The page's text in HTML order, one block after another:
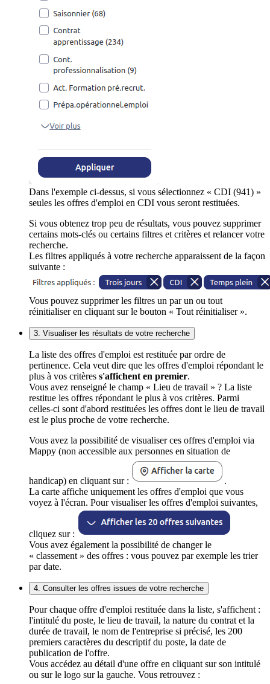
Dans l'exemple ci-dessus, si vous sélectionnez « CDI (941) »
seules les offres d'emploi en CDI vous seront restituées.
Si vous obtenez trop peu de résultats, vous pouvez supprimer
certains mots-clés ou certains filtres et critères et relancer votre
recherche.
Les filtres appliqués à votre recherche apparaissent de la façon
suivante :
Vous pouvez supprimer les filtres un par un ou tout
réinitialiser en cliquant sur le bouton « Tout réinitialiser ».
3. Visualiser les résultats de votre recherche
La liste des offres d'emploi est restituée par ordre de
pertinence. Cela veut dire que les offres d'emploi répondant le
plus à vos critères s'affichent en premier.
Vous avez renseigné le champ « Lieu de travail » ? La liste
restitue les offres répondant le plus à vos critères. Parmi
celles-ci sont d'abord restituées les offres dont le lieu de travail
est le plus proche de votre recherche.
Vous avez la possibilité de visualiser ces offres d'emploi via
Mappy (non accessible aux personnes en situation de
handicap) en cliquant sur :
.
La carte affiche uniquement les offres d'emploi que vous
voyez à l'écran. Pour visualiser les offres d'emploi suivantes,
cliquez sur :
Vous avez également la possibilité de changer le
« classement » des offres : vous pouvez par exemple les trier
par date.
4. Consulter les offres issues de votre recherche
Pour chaque offre d'emploi restituée dans la liste, s'affichent :
l'intitulé du poste, le lieu de travail, la nature du contrat et la
durée de travail, le nom de l'entreprise si précisé, les 200
premiers caractères du descriptif du poste, la date de
publication de l'offre.
Vous accédez au détail d'une offre en cliquant sur son intitulé
ou sur le logo sur la gauche. Vous retrouvez :